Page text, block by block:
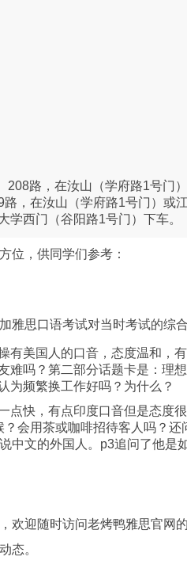
路，在汝山（学府路1号门
，在汝山（学府路1号门）或
学西门（谷阳路1号门）下车。
位，供同学们参考：
雅思口语考试对当时考试的综合
有美国人的口音，态度温和，
难吗？第二部分话题卡是：理
为频繁换工作好吗？为什么？
点快，有点印度口音但是态度
会用茶或咖啡招待客人吗？
中文的外国人。p3追问了他是
欢迎随时访问老烤鸭雅思官网
态。